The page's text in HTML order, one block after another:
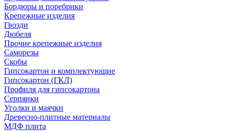
Бордюры и поребрики
Крепежные изделия
Гвозди
Дюбеля
Прочие крепежные изделия
Саморезы
Скобы
Гипсокартон и комплектующие
Гипсокартон (ГКЛ)
Профиля для гипсокартона
Серпянки
Уголки и маячки
Древесно-плитные материалы
МДФ плита